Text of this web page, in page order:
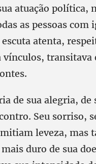
atuação política,
as pessoas com
atenta,
vínculos,
de sua alegria, de
Seu sorriso,
leveza, mas
duro de sua